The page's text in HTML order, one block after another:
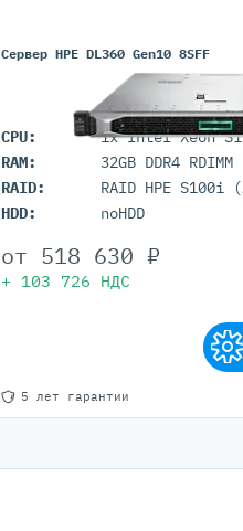
Сервер HPE DL360 Gen10 8SFF
CPU:
RAM:
32GB DDR4 RDIMM
RAID:
RAID HPE S100i
HDD:
noHDD
5 лет гарантии
от 518 630 ₽
+ 103 726 НДС